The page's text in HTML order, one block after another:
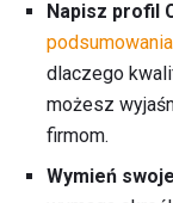
Napisz profil
podsumowania
dlaczego
możesz
firmom.
Wymień